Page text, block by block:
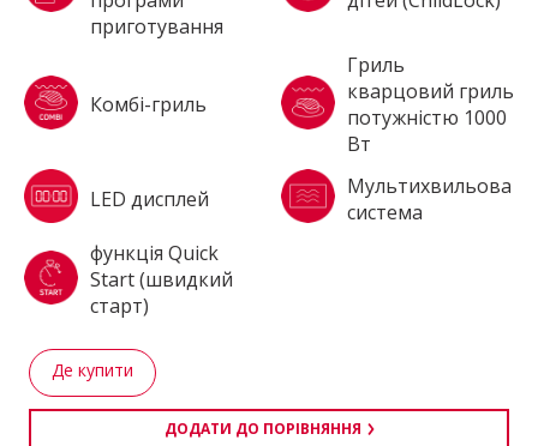
приготування
Комбі-гриль
Гриль
кварцовий гриль
потужністю 1000
Вт
LED дисплей
Мультихвильова
система
функція Quick
Start (швидкий
старт)
Де купити
ДОДАТИ ДО ПОРІВНЯННЯ